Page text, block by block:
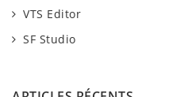
VTS Editor
SF Studio